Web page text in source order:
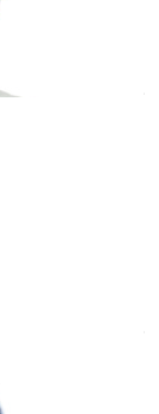
睾丸的血
有的时候
避免久
热敷缓解
要及时去
所有特
兆，可能
中重度，
如果触碰
，三叉神
的比较重
，疼痛分
质量影响